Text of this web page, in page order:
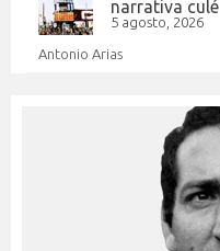
narrativa culé
5 agosto, 2026
Antonio Arias